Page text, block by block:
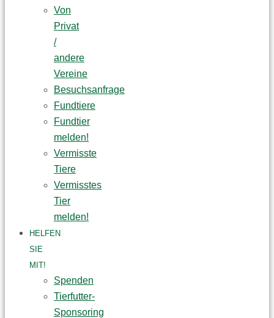
Von
Privat
/
andere
Vereine
Besuchsanfrage
Fundtiere
Fundtier
melden!
Vermisste
Tiere
Vermisstes
Tier
melden!
HELFEN
SIE
MIT!
Spenden
Tierfutter-
Sponsoring